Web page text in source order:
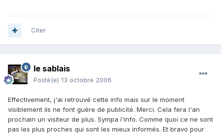
Citer
le sablais
Posté(e) 13 octobre 2006
Effectivement, j'ai retrouvé cette info mais sur le moment
visiblement ils ne font guère de publicité. Merci. Cela fera l'an
prochain un visiteur de plus. Sympa l'info. Comme quoi ce ne sont
pas les plus proches qui sont les mieux informés. Et bravo pour